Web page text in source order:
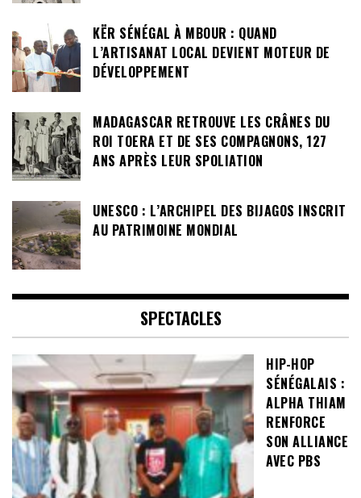
KËR SÉNÉGAL À MBOUR : QUAND
L’ARTISANAT LOCAL DEVIENT MOTEUR DE
DÉVELOPPEMENT
MADAGASCAR RETROUVE LES CRÂNES DU
ROI TOERA ET DE SES COMPAGNONS, 127
ANS APRÈS LEUR SPOLIATION
UNESCO : L’ARCHIPEL DES BIJAGOS INSCRIT
AU PATRIMOINE MONDIAL
SPECTACLES
HIP-HOP
SÉNÉGALAIS :
ALPHA THIAM
RENFORCE
SON ALLIANCE
AVEC PBS